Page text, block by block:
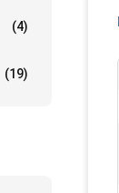
(4)
(19)